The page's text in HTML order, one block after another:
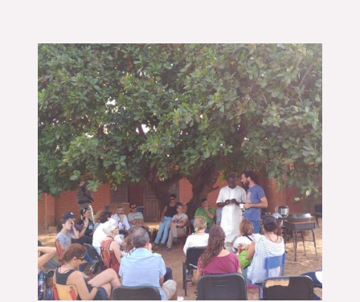
Seguridad de Naciones Unidas